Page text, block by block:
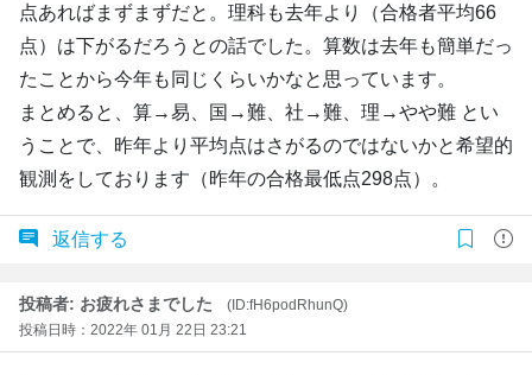
点あればまずまずだと。理科も去年より（合格者平均66
点）は下がるだろうとの話でした。算数は去年も簡単だっ
たことから今年も同じくらいかなと思っています。
まとめると、算→易、国→難、社→難、理→やや難 とい
うことで、昨年より平均点はさがるのではないかと希望的
観測をしております（昨年の合格最低点298点）。
返信する
投稿者: お疲れさまでした
(ID:fH6podRhunQ)
投稿日時：2022年 01月 22日 23:21